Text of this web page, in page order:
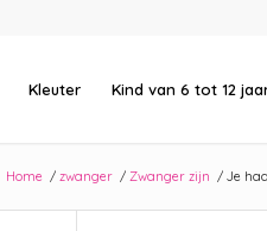
Kleuter Kind van 6 tot 12
Home / zwanger / Zwanger zijn / Je